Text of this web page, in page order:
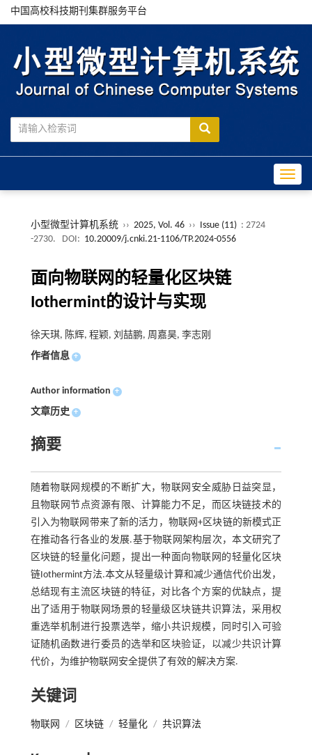
中国高校科技期刊集群服务平台
小型微型计算机系统 ›› 2025, Vol. 46 ›› Issue (11) : 2724
-2730.
DOI: 10.20009/j.cnki.21-1106/TP.2024-0556
面向物联网的轻量化区块链
Iothermint的设计与实现
徐天琪, 陈辉, 程颖, 刘喆鹏, 周嘉昊, 李志刚
作者信息 +
Author information +
文章历史 +
摘要
随着物联网规模的不断扩大，物联网安全威胁日益突显，
且物联网节点资源有限、计算能力不足，而区块链技术的
引入为物联网带来了新的活力，物联网+区块链的新模式正
在推动各行各业的发展.基于物联网架构层次，本文研究了
区块链的轻量化问题，提出一种面向物联网的轻量化区块
链Iothermint方法.本文从轻量级计算和减少通信代价出发，
总结现有主流区块链的特征，对比各个方案的优缺点，提
出了适用于物联网场景的轻量级区块链共识算法，采用权
重选举机制进行投票选举，缩小共识规模，同时引入可验
证随机函数进行委员的选举和区块验证，以减少共识计算
代价，为维护物联网安全提供了有效的解决方案.
关键词
物联网 / 区块链 / 轻量化 / 共识算法